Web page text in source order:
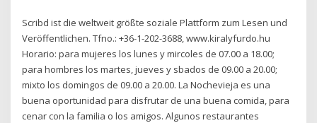
Scribd ist die weltweit größte soziale Plattform zum Lesen und
Veröffentlichen. Tfno.: +36-1-202-3688, www.kiralyfurdo.hu
Horario: para mujeres los lunes y mircoles de 07.00 a 18.00;
para hombres los martes, jueves y sbados de 09.00 a 20.00;
mixto los domingos de 09.00 a 20.00. La Nochevieja es una
buena oportunidad para disfrutar de una buena comida, para
cenar con la familia o los amigos. Algunos restaurantes